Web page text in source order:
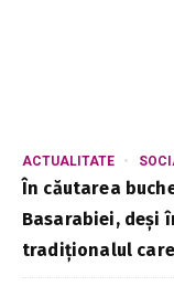
ACTUALITATE
În căutarea
Basarabiei, deși
tradiționalul